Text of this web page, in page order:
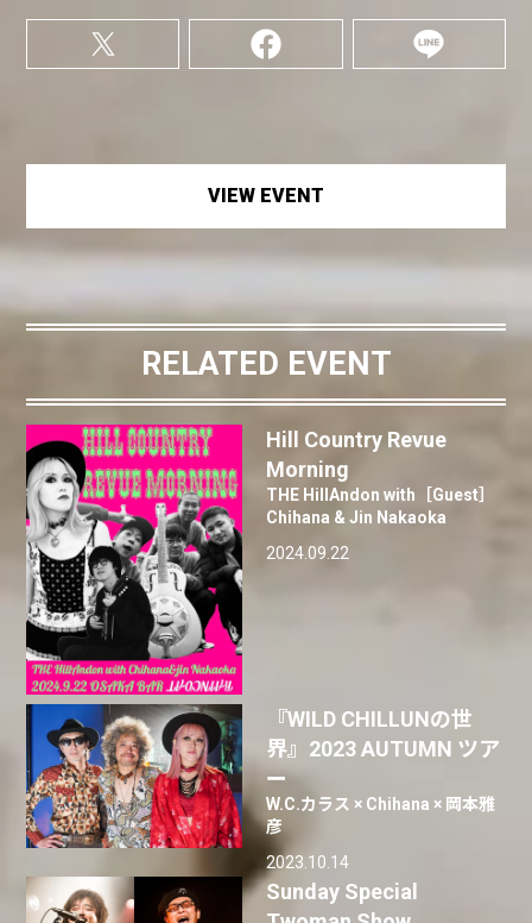
VIEW EVENT
RELATED EVENT
Hill Country Revue
Morning
THE HillAndon with［Guest］
Chihana & Jin Nakaoka
2024.09.22
『WILD CHILLUNの世
界』2023 AUTUMN ツア
ー
W.C.カラス × Chihana × 岡本雅
彦
2023.10.14
Sunday Special